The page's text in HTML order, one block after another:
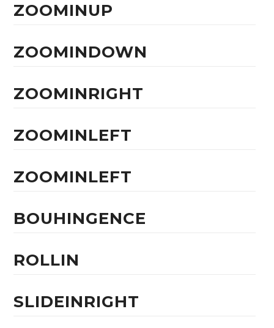
ZOOMINUP
ZOOMINDOWN
ZOOMINRIGHT
ZOOMINLEFT
ZOOMINLEFT
BOUHINGENCE
ROLLIN
SLIDEINRIGHT